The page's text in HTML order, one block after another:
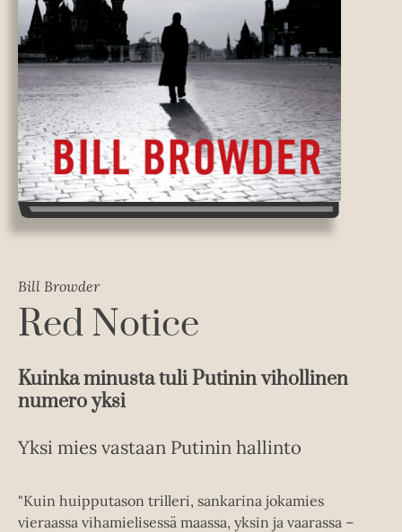
Bill Browder
Red Notice
Kuinka minusta tuli Putinin vihollinen
numero yksi
Yksi mies vastaan Putinin hallinto
"Kuin huipputason trilleri, sankarina jokamies
vieraassa vihamielisessä maassa, yksin ja vaarassa –